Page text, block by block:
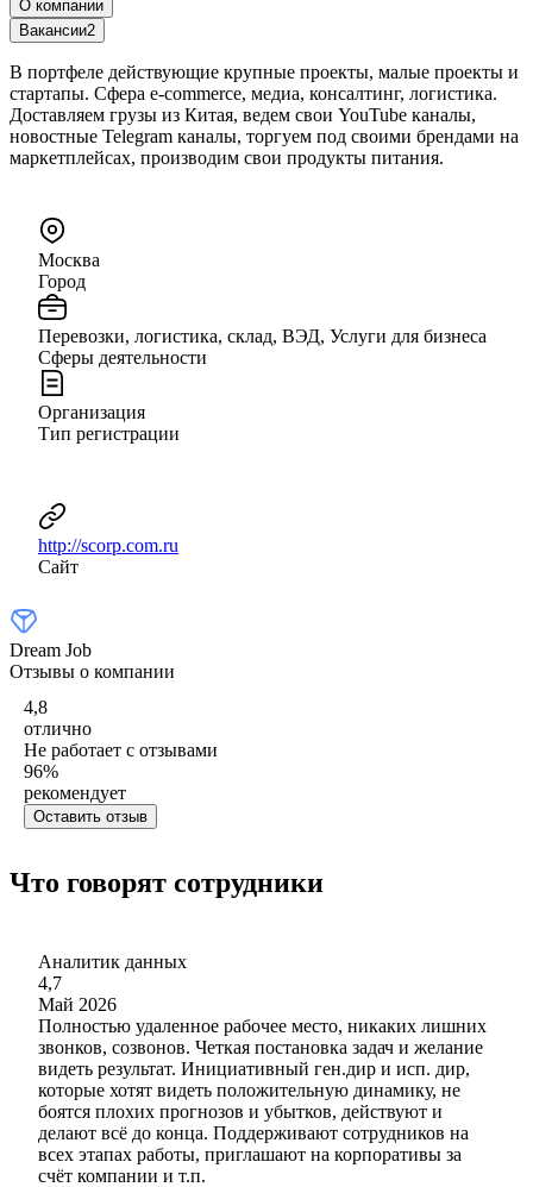
О компании
Вакансии2
В портфеле действующие крупные проекты, малые проекты и
стартапы. Сфера e-commerce, медиа, консалтинг, логистика.
Доставляем грузы из Китая, ведем свои YouTube каналы,
новостные Telegram каналы, торгуем под своими брендами на
маркетплейсах, производим свои продукты питания.
Москва
Город
Перевозки, логистика, склад, ВЭД, Услуги для бизнеса
Сферы деятельности
Организация
Тип регистрации
http://scorp.com.ru
Сайт
Dream Job
Отзывы о компании
4,8
отлично
Не работает с отзывами
96%
рекомендует
Оставить отзыв
Что говорят сотрудники
Аналитик данных
4,7
Май 2026
Полностью удаленное рабочее место, никаких лишних
звонков, созвонов. Четкая постановка задач и желание
видеть результат. Инициативный ген.дир и исп. дир,
которые хотят видеть положительную динамику, не
боятся плохих прогнозов и убытков, действуют и
делают всё до конца. Поддерживают сотрудников на
всех этапах работы, приглашают на корпоративы за
счёт компании и т.п.